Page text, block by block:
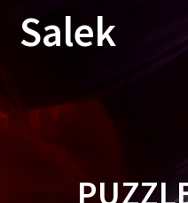
Salek